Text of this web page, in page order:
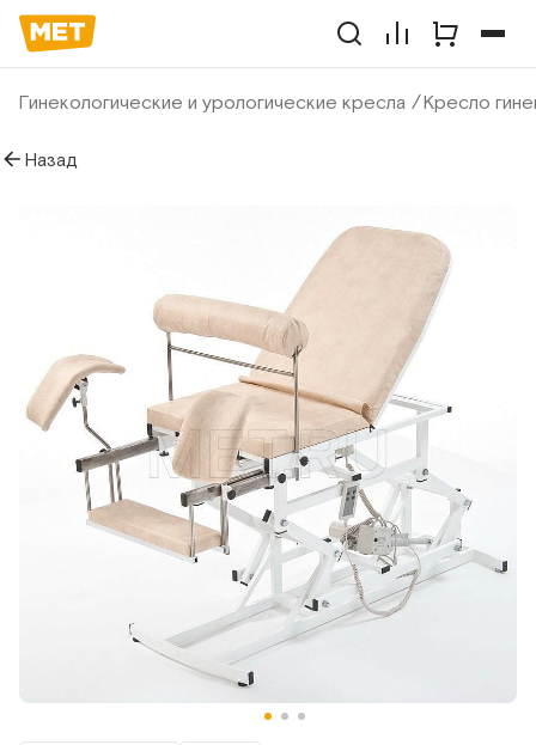
Гинекологические и урологические кресла Кресло
Назад